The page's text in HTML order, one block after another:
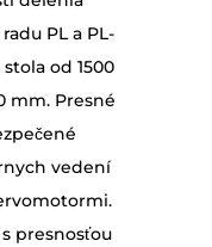
PL a PL-
od 1500
mm. Presné
vedení
presnosťou